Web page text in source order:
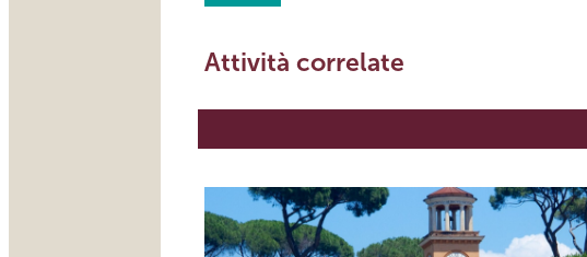
Attività correlate